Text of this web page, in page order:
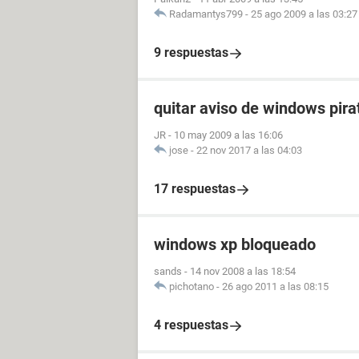
Radamantys799 - 25 ago 2009 a las 03:27
9 respuestas
quitar aviso de windows
JR - 10 may 2009 a las 16:06
jose - 22 nov 2017 a las 04:03
17 respuestas
windows xp bloqueado
sands - 14 nov 2008 a las 18:54
pichotano - 26 ago 2011 a las 08:15
4 respuestas